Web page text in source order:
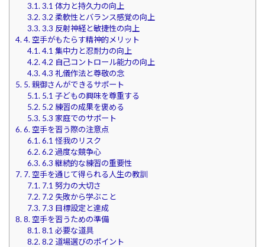
3.1. 3.1 体力と持久力の向上
3.2. 3.2 柔軟性とバランス感覚の向上
3.3. 3.3 反射神経と敏捷性の向上
4. 4. 空手がもたらす精神的メリット
4.1. 4.1 集中力と忍耐力の向上
4.2. 4.2 自己コントロール能力の向上
4.3. 4.3 礼儀作法と尊敬の念
5. 5. 親御さんができるサポート
5.1. 5.1 子どもの興味を尊重する
5.2. 5.2 練習の成果を褒める
5.3. 5.3 家庭でのサポート
6. 6. 空手を習う際の注意点
6.1. 6.1 怪我のリスク
6.2. 6.2 過度な競争心
6.3. 6.3 継続的な練習の重要性
7. 7. 空手を通じて得られる人生の教訓
7.1. 7.1 努力の大切さ
7.2. 7.2 失敗から学ぶこと
7.3. 7.3 目標設定と達成
8. 8. 空手を習うための準備
8.1. 8.1 必要な道具
8.2. 8.2 道場選びのポイント